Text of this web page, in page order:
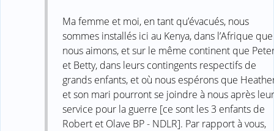
Ma femme et moi, en tant qu’évacués, nous
sommes installés ici au Kenya, dans l’Afrique que
nous aimons, et sur le même continent que
et Betty, dans leurs contingents respectifs de
grands enfants, et où nous espérons que
et son mari pourront se joindre à nous après leur
service pour la guerre [ce sont les 3 enfants de
Robert et Olave BP - NDLR]. Par rapport à vous,